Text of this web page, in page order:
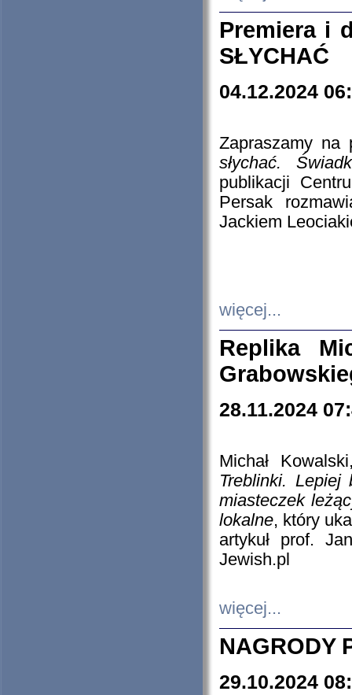
Premiera i
SŁYCHAĆ
04.12.2024
Zapraszamy
słychać.
publikacji
Persak
Jackiem
więcej...
Replika
28.11.2024
Michał
Treblinki. Lepiej
miasteczek
lokalne, który
artykuł prof.
Jewish.pl
więcej...
NAGRODY
29.10.2024